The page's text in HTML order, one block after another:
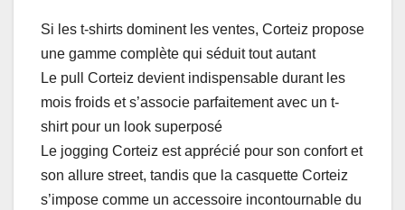
Si les t-shirts dominent les ventes, Corteiz propose
une gamme complète qui séduit tout autant
Le pull Corteiz devient indispensable durant les
mois froids et s’associe parfaitement avec un t-
shirt pour un look superposé
Le jogging Corteiz est apprécié pour son confort et
son allure street, tandis que la casquette Corteiz
s’impose comme un accessoire incontournable du